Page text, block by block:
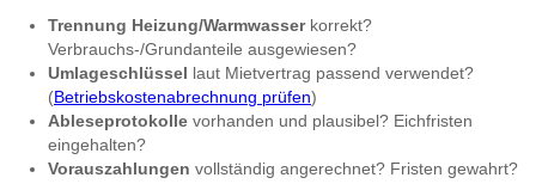
Trennung Heizung/Warmwasserkorrekt?
Verbrauchs-/Grundanteile ausgewiesen?
Umlageschlüssel laut Mietvertrag passend verwendet?
(Betriebskostenabrechnung prüfen)
Ableseprotokolle vorhanden und plausibel? Eichfristen
eingehalten?
Vorauszahlungen vollständig angerechnet? Fristen gewahrt?